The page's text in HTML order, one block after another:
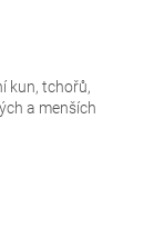
kun, tchořů,
a menších